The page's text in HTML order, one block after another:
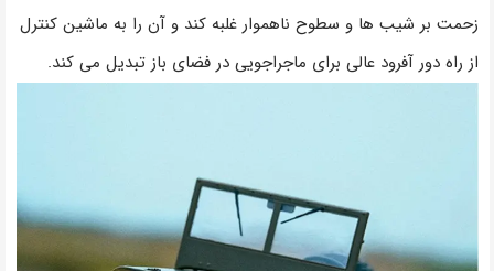
زحمت بر شیب ها و سطوح ناهموار غلبه کند و آن را به ماشین کنترل
از راه دور آفرود عالی برای ماجراجویی در فضای باز تبدیل می کند.